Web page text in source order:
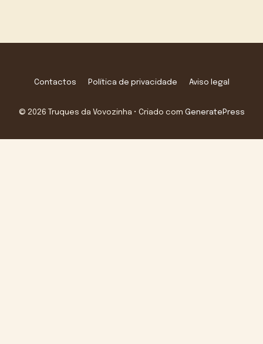
Contactos Política de privacidade Aviso legal
© 2026 Truques da Vovozinha • Criado com GeneratePress